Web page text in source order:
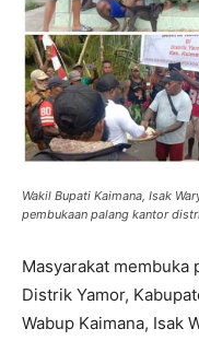
Wakil Bupati Kaimana, Isak
pembukaan palang kantor
Masyarakat membuka
Distrik Yamor,
Wabup Kaimana, Isak